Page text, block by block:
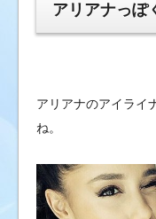
アリアナっぽ
アリアナのアイライ
ね。